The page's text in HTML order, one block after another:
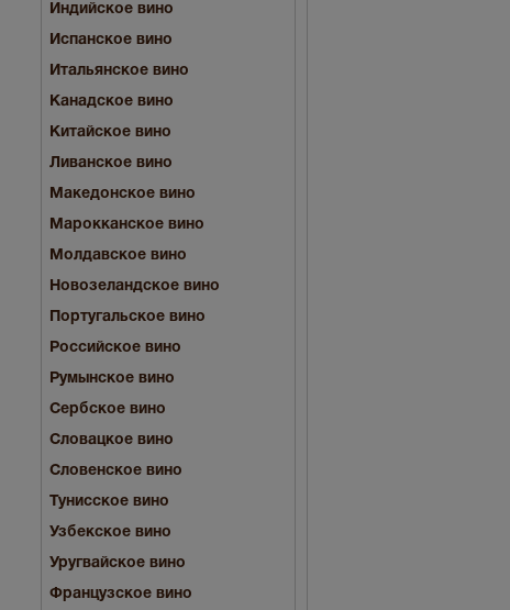
Индийское вино
Испанское вино
Итальянское вино
Канадское вино
Китайское вино
Ливанское вино
Македонское вино
Марокканское вино
Молдавское вино
Новозеландское вино
Португальское вино
Российское вино
Румынское вино
Сербское вино
Словацкое вино
Словенское вино
Тунисское вино
Узбекское вино
Уругвайское вино
Французское вино